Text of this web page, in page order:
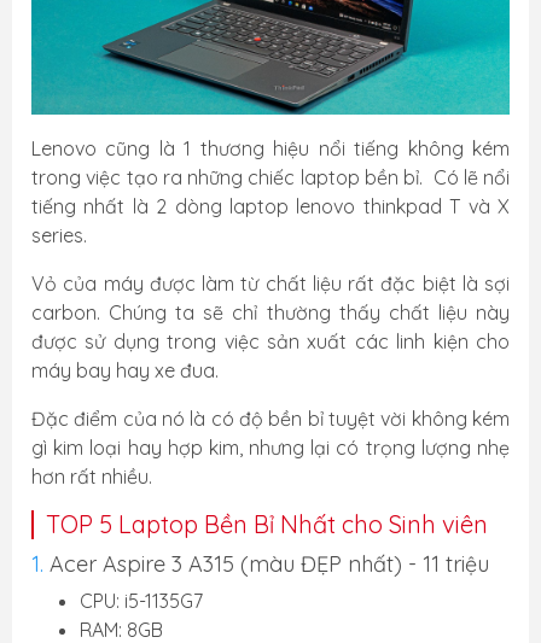
Lenovo cũng là 1 thương hiệu nổi tiếng không kém
trong việc tạo ra những chiếc laptop bền bỉ. Có lẽ nổi
tiếng nhất là 2 dòng laptop lenovo thinkpad T và X
series.
Vỏ của máy được làm từ chất liệu rất đặc biệt là sợi
carbon. Chúng ta sẽ chỉ thường thấy chất liệu này
được sử dụng trong việc sản xuất các linh kiện cho
máy bay hay xe đua.
Đặc điểm của nó là có độ bền bỉ tuyệt vời không kém
gì kim loại hay hợp kim, nhưng lại có trọng lượng nhẹ
hơn rất nhiều.
TOP 5 Laptop Bền Bỉ Nhất cho Sinh viên
1. Acer Aspire 3 A315 (màu ĐẸP nhất) - 11 triệu
CPU: i5-1135G7
RAM: 8GB